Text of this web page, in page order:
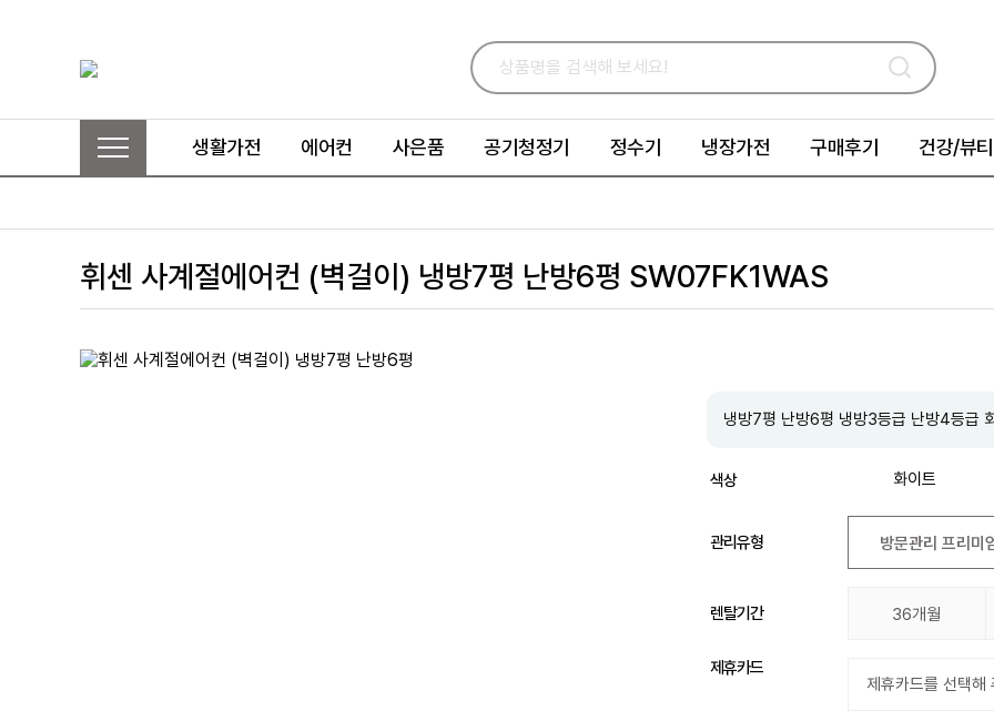
생활가전 에어컨 사은품 공기청정기 정수기 냉장가전 구매후기 건강/뷰티
휘센 사계절에어컨 (벽걸이) 냉방7평 난방6평 SW07FK1WAS
냉방7평 난방6평 냉방3등급 난방4등급
색상 화이트
관리유형 방문관리 프리미
렌탈기간 36개월
제휴카드